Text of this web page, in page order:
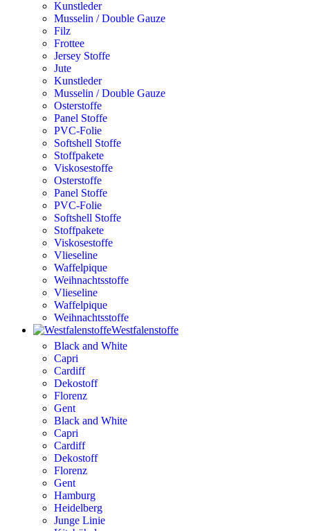
Kunstleder
Musselin / Double Gauze
Filz
Frottee
Jersey Stoffe
Jute
Kunstleder
Musselin / Double Gauze
Osterstoffe
Panel Stoffe
PVC-Folie
Softshell Stoffe
Stoffpakete
Viskosestoffe
Osterstoffe
Panel Stoffe
PVC-Folie
Softshell Stoffe
Stoffpakete
Viskosestoffe
Vlieseline
Waffelpique
Weihnachtsstoffe
Vlieseline
Waffelpique
Weihnachtsstoffe
Westfalenstoffe
Black and White
Capri
Cardiff
Dekostoff
Florenz
Gent
Black and White
Capri
Cardiff
Dekostoff
Florenz
Gent
Hamburg
Heidelberg
Junge Linie